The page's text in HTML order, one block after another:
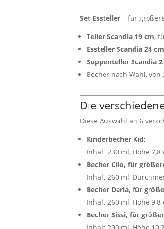
Set Essteller – für
Teller Scandia 19 cm,
Essteller Scandia 24 cm
Suppenteller Scandia
Becher nach Wahl, von
Die
Diese Auswahl an 6
Kinderbecher Kid:
Inhalt 230 ml, Höhe 7,8
Becher Clio, für
Inhalt 260 ml,
Becher Daria, für
Inhalt 260 ml, Höhe 9,8
Becher Sissi, für
Inhalt 290 ml, Höhe